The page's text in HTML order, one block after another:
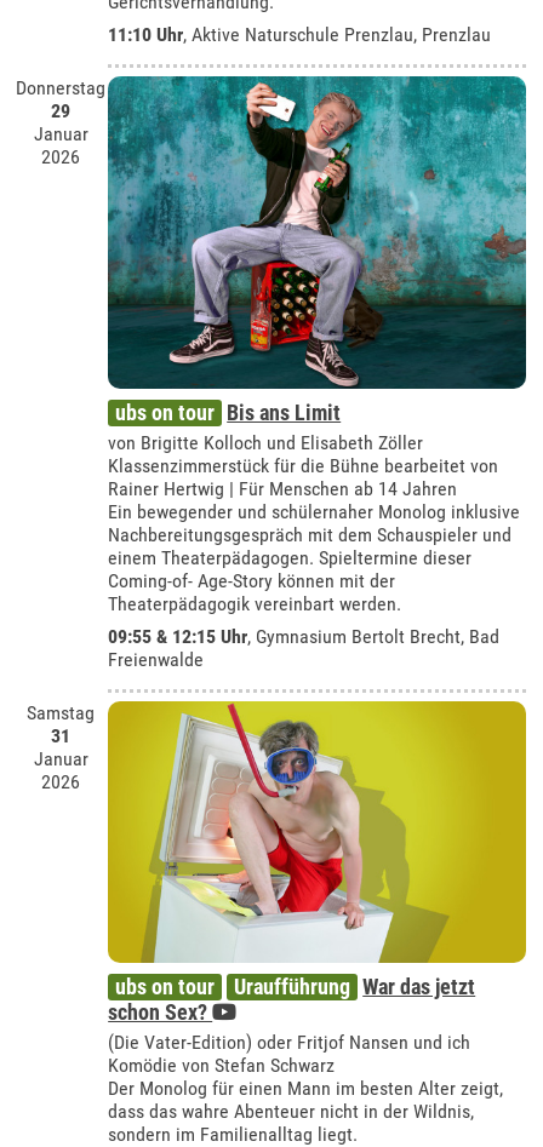
11:10 Uhr,Aktive Naturschule Prenzlau, Prenzlau
Donnerstag
29
Januar
2026
ubs on tour Bis ans Limit
von Brigitte Kolloch und Elisabeth Zöller
Klassenzimmerstück für die Bühne bearbeitet von
Rainer Hertwig | Für Menschen ab 14 Jahren
Ein bewegender und schülernaher Monolog inklusive
Nachbereitungsgespräch mit dem Schauspieler und
einem Theaterpädagogen. Spieltermine dieser
Coming-of- Age-Story können mit der
Theaterpädagogik vereinbart werden.
09:55 & 12:15 Uhr, Gymnasium Bertolt Brecht, Bad
Freienwalde
Samstag
31
Januar
2026
ubs on tour Uraufführung War das jetzt
schon Sex?
(Die Vater-Edition) oder Fritjof Nansen und ich
Komödie von Stefan Schwarz
Der Monolog für einen Mann im besten Alter zeigt,
dass das wahre Abenteuer nicht in der Wildnis,
sondern im Familienalltag liegt.